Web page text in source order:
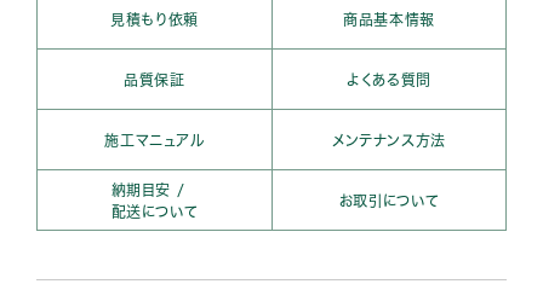
見積もり依頼 商品基本情報
品質保証 よくある質問
施工マニュアル メンテナンス方法
納期目安 /
配送について
お取引について